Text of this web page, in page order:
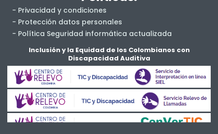
- Privacidad y condiciones
- Protección datos personales
- Política Seguridad informática actualizada
- Salud y Seguridad en el Trabajo
Inclusión y la Equidad de los Colombianos con
Discapacidad Auditiva